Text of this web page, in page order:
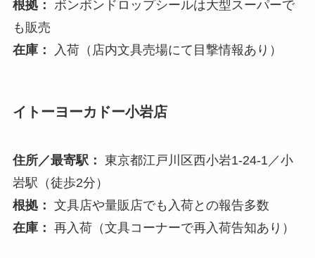
根拠：
ボンボンドロップシールは大型スーパーで
も販売
在庫：
入荷（店内文具売場にて目撃情報あり）
イトーヨーカドー小岩店
住所／最寄駅： 東京都江戸川区西小岩1-24-1／小
岩駅（徒歩2分）
根拠： 文具店や量販店でも入荷との報告多数
在庫： 再入荷（文具コーナーで再入荷告知あり）